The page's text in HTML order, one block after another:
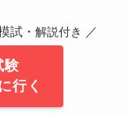
試・ 解説付き ／
験
行く